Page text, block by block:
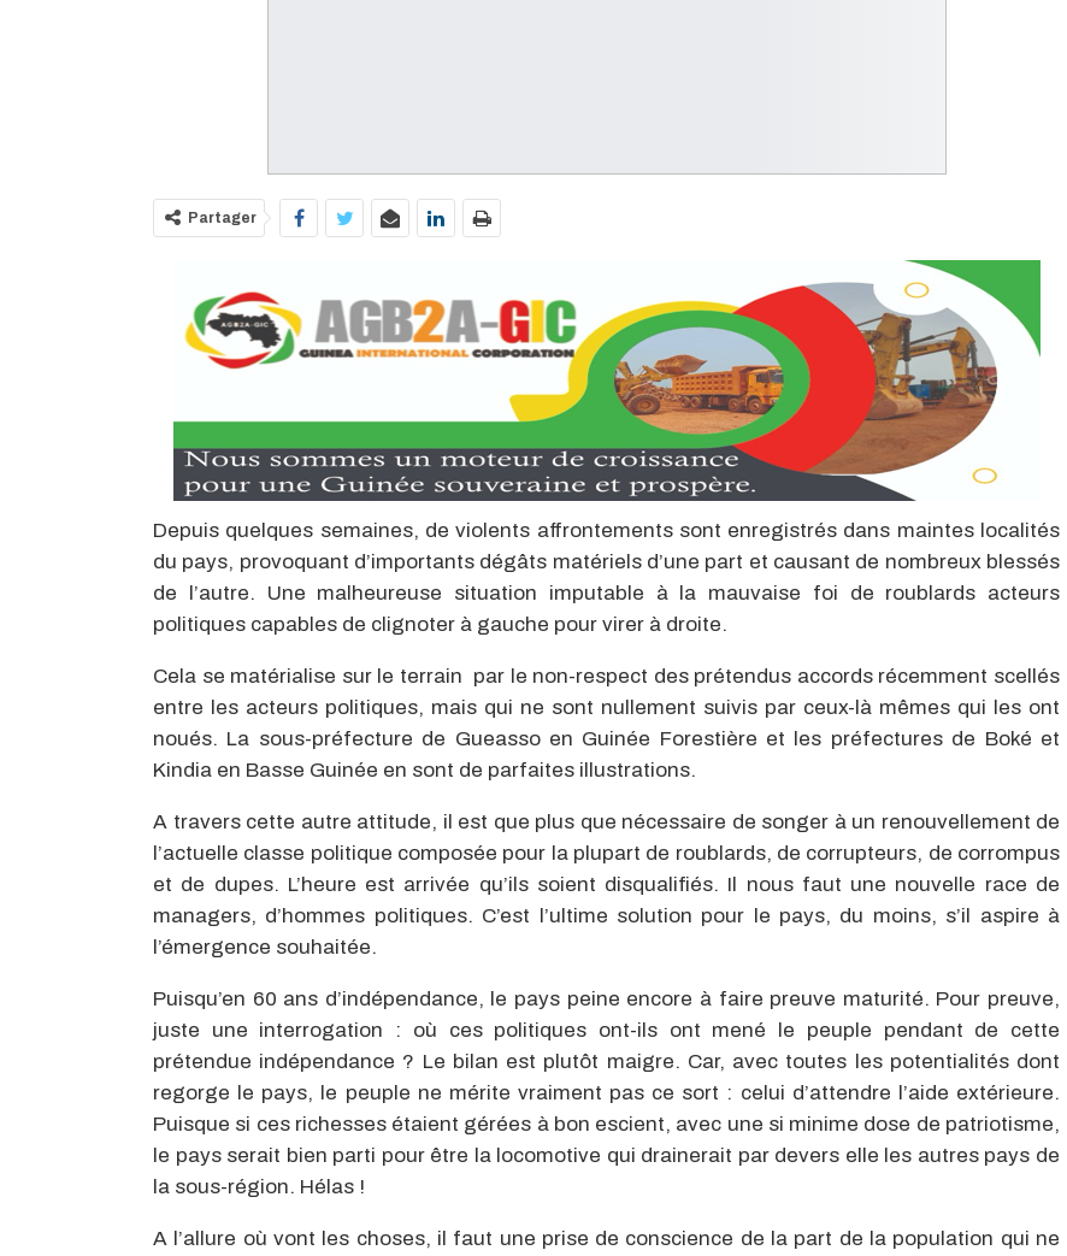
Partager
Depuis quelques semaines, de violents affrontements sont enregistrés dans maintes localités
du pays, provoquant d’importants dégâts matériels d’une part et causant de nombreux blessés
de l’autre. Une malheureuse situation imputable à la mauvaise foi de roublards acteurs
politiques capables de clignoter à gauche pour virer à droite.
Cela se matérialise sur le terrain par le non-respect des prétendus accords récemment scellés
entre les acteurs politiques, mais qui ne sont nullement suivis par ceux-là mêmes qui les ont
noués. La sous-préfecture de Gueasso en Guinée Forestière et les préfectures de Boké et
Kindia en Basse Guinée en sont de parfaites illustrations.
A travers cette autre attitude, il est que plus que nécessaire de songer à un renouvellement de
l’actuelle classe politique composée pour la plupart de roublards, de corrupteurs, de corrompus
et de dupes. L’heure est arrivée qu’ils soient disqualifiés. Il nous faut une nouvelle race de
managers, d’hommes politiques. C’est l’ultime solution pour le pays, du moins, s’il aspire à
l’émergence souhaitée.
Puisqu’en 60 ans d’indépendance, le pays peine encore à faire preuve maturité. Pour preuve,
juste une interrogation : où ces politiques ont-ils ont mené le peuple pendant de cette
prétendue indépendance ? Le bilan est plutôt maigre. Car, avec toutes les potentialités dont
regorge le pays, le peuple ne mérite vraiment pas ce sort : celui d’attendre l’aide extérieure.
Puisque si ces richesses étaient gérées à bon escient, avec une si minime dose de patriotisme,
le pays serait bien parti pour être la locomotive qui drainerait par devers elle les autres pays de
la sous-région. Hélas !
A l’allure où vont les choses, il faut une prise de conscience de la part de la population qui ne